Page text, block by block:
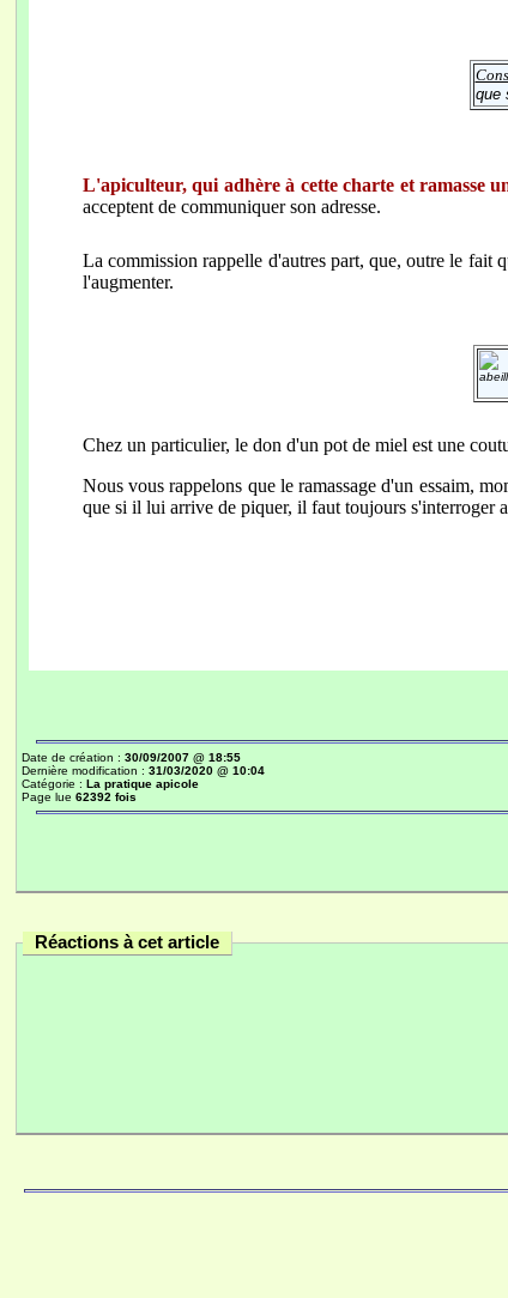
que
L'apiculteur, qui adhère à cette charte et ramasse
acceptent de communiquer son adresse.
La commission rappelle d'autres part, que, outre le fait
l'augmenter.
Chez un particulier, le don d'un pot de miel est une
Nous vous rappelons que le ramassage d'un essaim,
que si il lui arrive de piquer, il faut toujours s'interroger
Date de création : 30/09/2007 @ 18:55
Dernière modification : 31/03/2020 @ 10:04
Catégorie : La pratique apicole
Page lue 62392 fois
Réactions à cet article